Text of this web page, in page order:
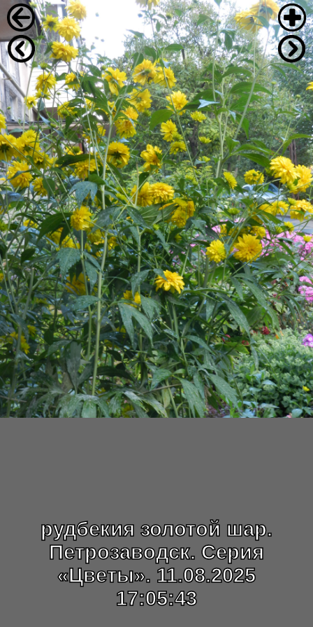
рудбекия золотой шар.
Петрозаводск. Серия
«Цветы». 11.08.2025
17:05:43